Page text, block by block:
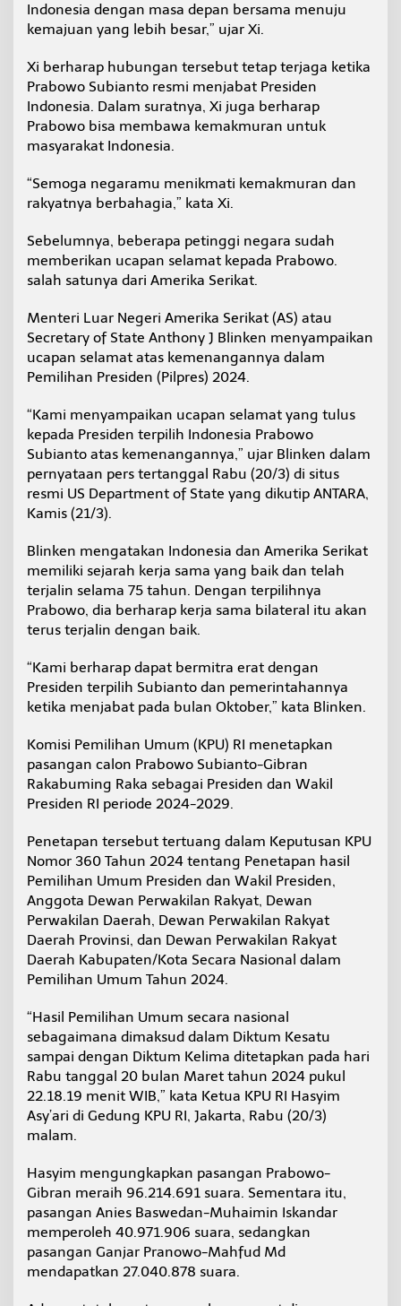
Indonesia dengan masa depan bersama menuju
kemajuan yang lebih besar,” ujar Xi.
Xi berharap hubungan tersebut tetap terjaga ketika
Prabowo Subianto resmi menjabat Presiden
Indonesia. Dalam suratnya, Xi juga berharap
Prabowo bisa membawa kemakmuran untuk
masyarakat Indonesia.
“Semoga negaramu menikmati kemakmuran dan
rakyatnya berbahagia,” kata Xi.
Sebelumnya, beberapa petinggi negara sudah
memberikan ucapan selamat kepada Prabowo.
salah satunya dari Amerika Serikat.
Menteri Luar Negeri Amerika Serikat (AS) atau
Secretary of State Anthony J Blinken menyampaikan
ucapan selamat atas kemenangannya dalam
Pemilihan Presiden (Pilpres) 2024.
“Kami menyampaikan ucapan selamat yang tulus
kepada Presiden terpilih Indonesia Prabowo
Subianto atas kemenangannya,” ujar Blinken dalam
pernyataan pers tertanggal Rabu (20/3) di situs
resmi US Department of State yang dikutip ANTARA,
Kamis (21/3).
Blinken mengatakan Indonesia dan Amerika Serikat
memiliki sejarah kerja sama yang baik dan telah
terjalin selama 75 tahun. Dengan terpilihnya
Prabowo, dia berharap kerja sama bilateral itu akan
terus terjalin dengan baik.
“Kami berharap dapat bermitra erat dengan
Presiden terpilih Subianto dan pemerintahannya
ketika menjabat pada bulan Oktober,” kata Blinken.
Komisi Pemilihan Umum (KPU) RI menetapkan
pasangan calon Prabowo Subianto-Gibran
Rakabuming Raka sebagai Presiden dan Wakil
Presiden RI periode 2024-2029.
Penetapan tersebut tertuang dalam Keputusan KPU
Nomor 360 Tahun 2024 tentang Penetapan hasil
Pemilihan Umum Presiden dan Wakil Presiden,
Anggota Dewan Perwakilan Rakyat, Dewan
Perwakilan Daerah, Dewan Perwakilan Rakyat
Daerah Provinsi, dan Dewan Perwakilan Rakyat
Daerah Kabupaten/Kota Secara Nasional dalam
Pemilihan Umum Tahun 2024.
“Hasil Pemilihan Umum secara nasional
sebagaimana dimaksud dalam Diktum Kesatu
sampai dengan Diktum Kelima ditetapkan pada hari
Rabu tanggal 20 bulan Maret tahun 2024 pukul
22.18.19 menit WIB,” kata Ketua KPU RI Hasyim
Asy’ari di Gedung KPU RI, Jakarta, Rabu (20/3)
malam.
Hasyim mengungkapkan pasangan Prabowo-
Gibran meraih 96.214.691 suara. Sementara itu,
pasangan Anies Baswedan-Muhaimin Iskandar
memperoleh 40.971.906 suara, sedangkan
pasangan Ganjar Pranowo-Mahfud Md
mendapatkan 27.040.878 suara.